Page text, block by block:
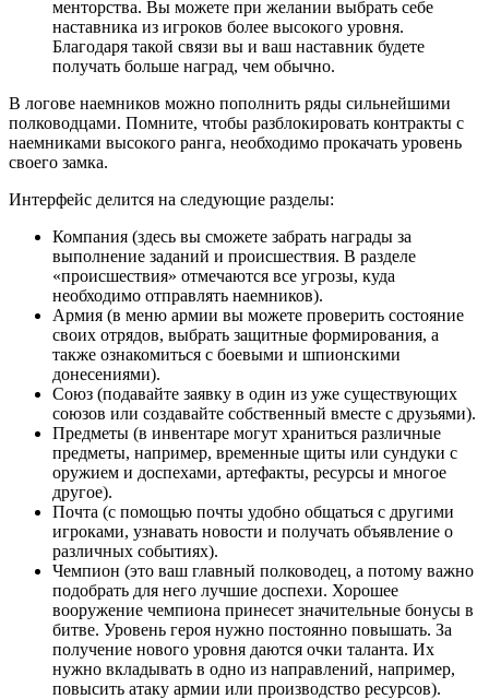
менторства. Вы можете при желании выбрать себе
наставника из игроков более высокого уровня.
Благодаря такой связи вы и ваш наставник будете
получать больше наград, чем обычно.
В логове наемников можно пополнить ряды сильнейшими
полководцами. Помните, чтобы разблокировать контракты с
наемниками высокого ранга, необходимо прокачать уровень
своего замка.
Интерфейс делится на следующие разделы:
Компания (здесь вы сможете забрать награды за
выполнение заданий и происшествия. В разделе
«происшествия» отмечаются все угрозы, куда
необходимо отправлять наемников).
Армия (в меню армии вы можете проверить состояние
своих отрядов, выбрать защитные формирования, а
также ознакомиться с боевыми и шпионскими
донесениями).
Союз (подавайте заявку в один из уже существующих
союзов или создавайте собственный вместе с друзьями).
Предметы (в инвентаре могут храниться различные
предметы, например, временные щиты или сундуки с
оружием и доспехами, артефакты, ресурсы и многое
другое).
Почта (с помощью почты удобно общаться с другими
игроками, узнавать новости и получать объявление о
различных событиях).
Чемпион (это ваш главный полководец, а потому важно
подобрать для него лучшие доспехи. Хорошее
вооружение чемпиона принесет значительные бонусы в
битве. Уровень героя нужно постоянно повышать. За
получение нового уровня даются очки таланта. Их
нужно вкладывать в одно из направлений, например,
повысить атаку армии или производство ресурсов).